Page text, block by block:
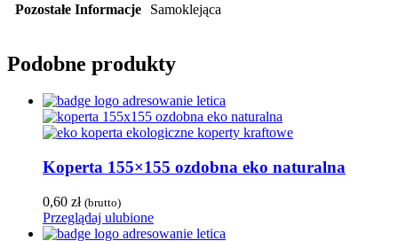
Pozostałe Informacje Samoklejąca
Podobne produkty
Koperta 155×155 ozdobna eko naturalna
0,60 zł (brutto)
Przeglądaj ulubione